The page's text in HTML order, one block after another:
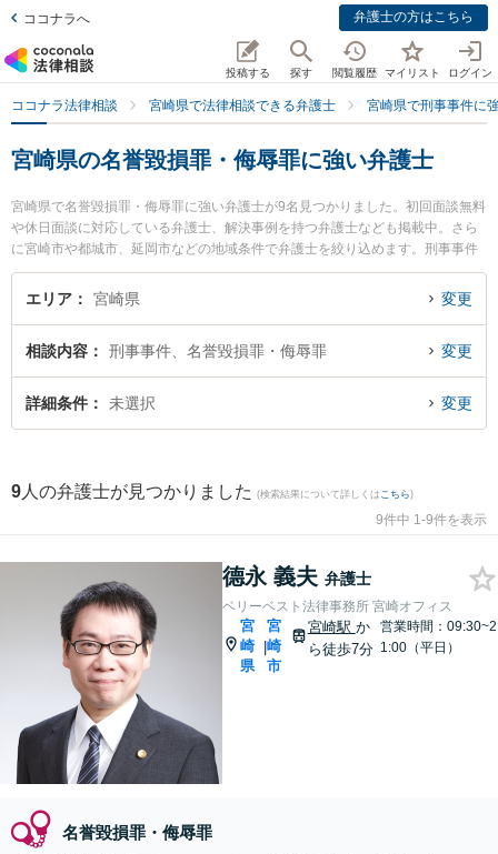
ココナラへ 弁護士の方はこちら
投稿する 探す 閲覧履歴 マイリスト ログイン
ココナラ法律相談 宮崎県で法律相談できる弁護士 宮崎県で刑事事件に
宮崎県の名誉毀損罪・侮辱罪に強い弁護士
宮崎県で名誉毀損罪・侮辱罪に強い弁護士が9名見つかりました。初回面談無料
や休日面談に対応している弁護士、解決事例を持つ弁護士なども掲載中。さら
に宮崎市や都城市、延岡市などの地域条件で弁護士を絞り込めます。刑事事件
に関係する加害者側や少年事件、再犯・前科あり等の細かな分野での絞り込み
検索もでき便利です。特にベリーベスト法律事務所 宮崎オフィスの德永 義夫弁
県で土日や夜間に発生した名誉毀損罪・侮辱罪のトラブルを今すぐに弁護士に
相談したい』『名誉毀損罪・侮辱罪のトラブル解決の実績豊富な近くの弁護士
を検索したい』『初回相談無料で名誉毀損罪・侮辱罪を法律相談できる宮崎県
エリア 宮崎県 変更
相談内容 刑事事件、名誉毀損罪・侮辱罪 変更
詳細条件 未選択 変更
9 人の弁護士が見つかりました (検索結果について詳しくは こちら)
9件中 1-9件を表示
德永 義夫 弁護士
ベリーベスト法律事務所 宮崎オフィス
宮
崎
県
|
宮
崎
市
宮崎駅 か
ら徒歩7分
営業時間：09:30~2
1:00（平日）
名誉毀損罪・侮辱罪